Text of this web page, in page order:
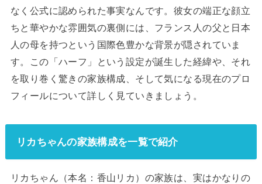
なく公式に認められた事実なんです。彼女の端正な顔立
ちと華やかな雰囲気の裏側には、フランス人の父と日本
人の母を持つという国際色豊かな背景が隠されていま
す。この「ハーフ」という設定が誕生した経緯や、それ
を取り巻く驚きの家族構成、そして気になる現在のプロ
フィールについて詳しく見ていきましょう。
リカちゃんの家族構成を一覧で紹介
リカちゃん（本名：香山リカ）の家族は、実はかなりの